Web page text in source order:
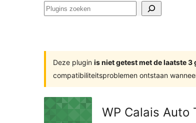
Plugins
Deze plugin is niet getest met de laatste
compatibiliteitsproblemen ontstaan
WP Calais Auto